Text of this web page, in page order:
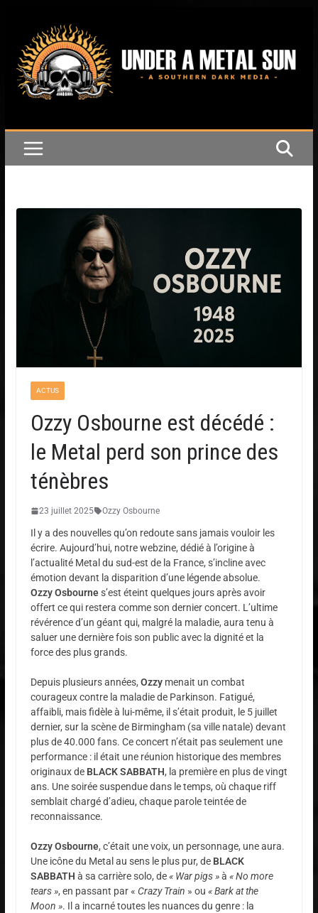
ACTUS
Ozzy Osbourne est décédé :
le Metal perd son prince des
ténèbres
23 juillet 2025 Ozzy Osbourne
Il y a des nouvelles qu’on redoute sans jamais vouloir les
écrire. Aujourd’hui, notre webzine, dédié à l’origine à
l’actualité Metal du sud-est de la France, s’incline avec
émotion devant la disparition d’une légende absolue.
Ozzy Osbournes’est éteint quelques jours après avoir
offert ce qui restera comme son dernier concert. L’ultime
révérence d’un géant qui, malgré la maladie, aura tenu à
saluer une dernière fois son public avec la dignité et la
force des plus grands.
Depuis plusieurs années, Ozzymenait un combat
courageux contre la maladie de Parkinson. Fatigué,
affaibli, mais fidèle à lui-même, il s’était produit, le 5 juillet
dernier, sur la scène de Birmingham (sa ville natale) devant
plus de 40.000 fans. Ce concert n’était pas seulement une
performance : il était une réunion historique des membres
originaux de BLACK SABBATH, la première en plus de vingt
ans. Une soirée suspendue dans le temps, où chaque riff
semblait chargé d’adieu, chaque parole teintée de
reconnaissance.
Ozzy Osbourne, c’était une voix, un personnage, une aura.
Une icône du Metal au sens le plus pur, de BLACK
SABBATH à sa carrière solo, de« War pigs »à « No more
tears », en passant par « Crazy Train » ou « Bark at the
Moon ». Il a incarné toutes les nuances du genre : la